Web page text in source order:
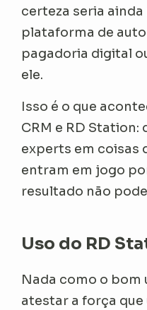
certeza seria
plataforma de
pagadoria digital
ele.
Isso é o que
CRM e RD
experts em coisas
entram em jogo
resultado não
Uso do RD
Nada como o bom
atestar a força